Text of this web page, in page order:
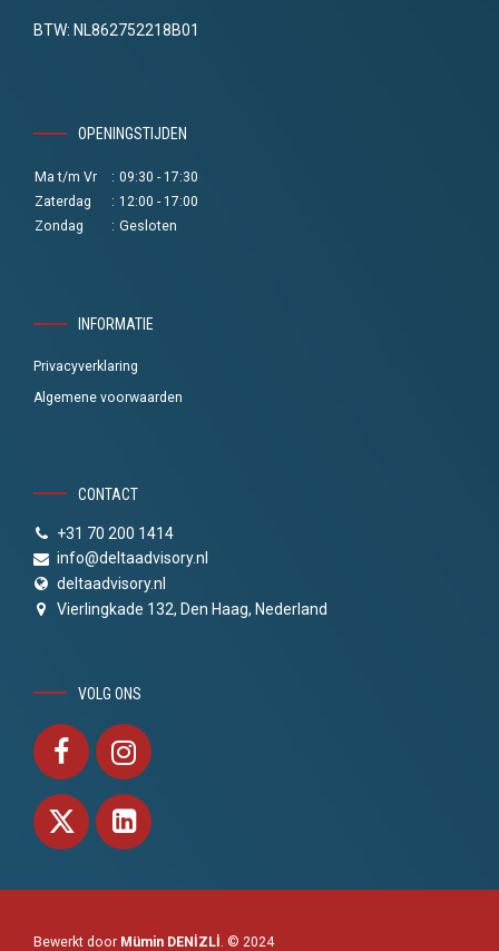
BTW: NL862752218B01
OPENINGSTIJDEN
Ma t/m Vr : 09:30 - 17:30
Zaterdag
: 12:00 - 17:00
Zondag
: Gesloten
INFORMATIE
Privacyverklaring
Algemene voorwaarden
CONTACT
+31 70 200 1414
info@deltaadvisory.nl
deltaadvisory.nl
Vierlingkade 132, Den Haag, Nederland
VOLG ONS
Bewerkt door Mümin DENİZLİ. © 2024